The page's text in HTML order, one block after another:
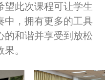
望此次课程可让学生
中，拥有更多的工具
的和谐并享受到放松
。